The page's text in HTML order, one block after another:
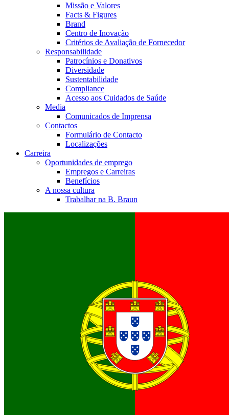
Missão e Valores
Facts & Figures
Brand
Centro de Inovação
Critérios de Avaliação de Fornecedor
Responsabilidade
Patrocínios e Donativos
Diversidade
Sustentabilidade
Compliance
Acesso aos Cuidados de Saúde
Media
Comunicados de Imprensa
Contactos
Formulário de Contacto
Localizações
Carreira
Oportunidades de emprego
Empregos e Carreiras
Benefícios
A nossa cultura
Trabalhar na B. Braun